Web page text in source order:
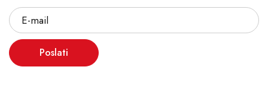
Poslati